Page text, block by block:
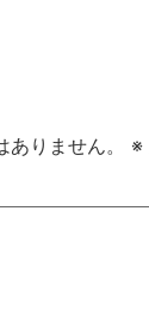
りません。 ※